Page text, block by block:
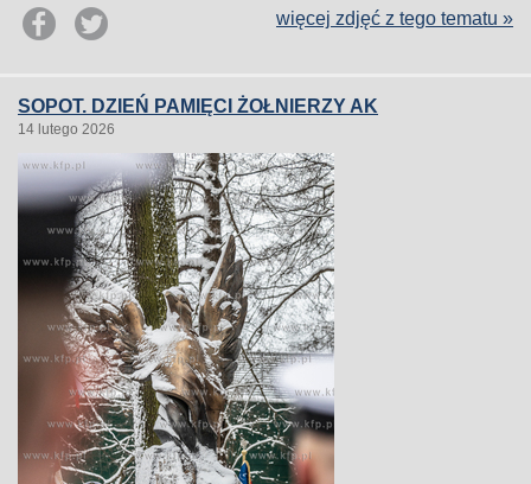
więcej zdjęć z tego tematu »
SOPOT. DZIEŃ PAMIĘCI ŻOŁNIERZY AK
14 lutego 2026